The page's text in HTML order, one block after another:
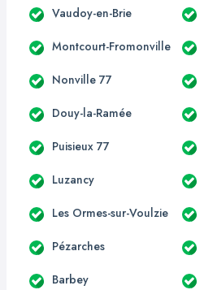
Vaudoy-en-Brie
Montcourt-Fromonville
Nonville 77
Douy-la-Ramée
Puisieux 77
Luzancy
Les Ormes-sur-Voulzie
Pézarches
Barbey